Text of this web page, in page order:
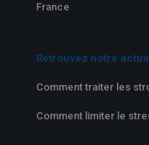
France
Retrouvez notre
Comment traiter les
Comment limiter le